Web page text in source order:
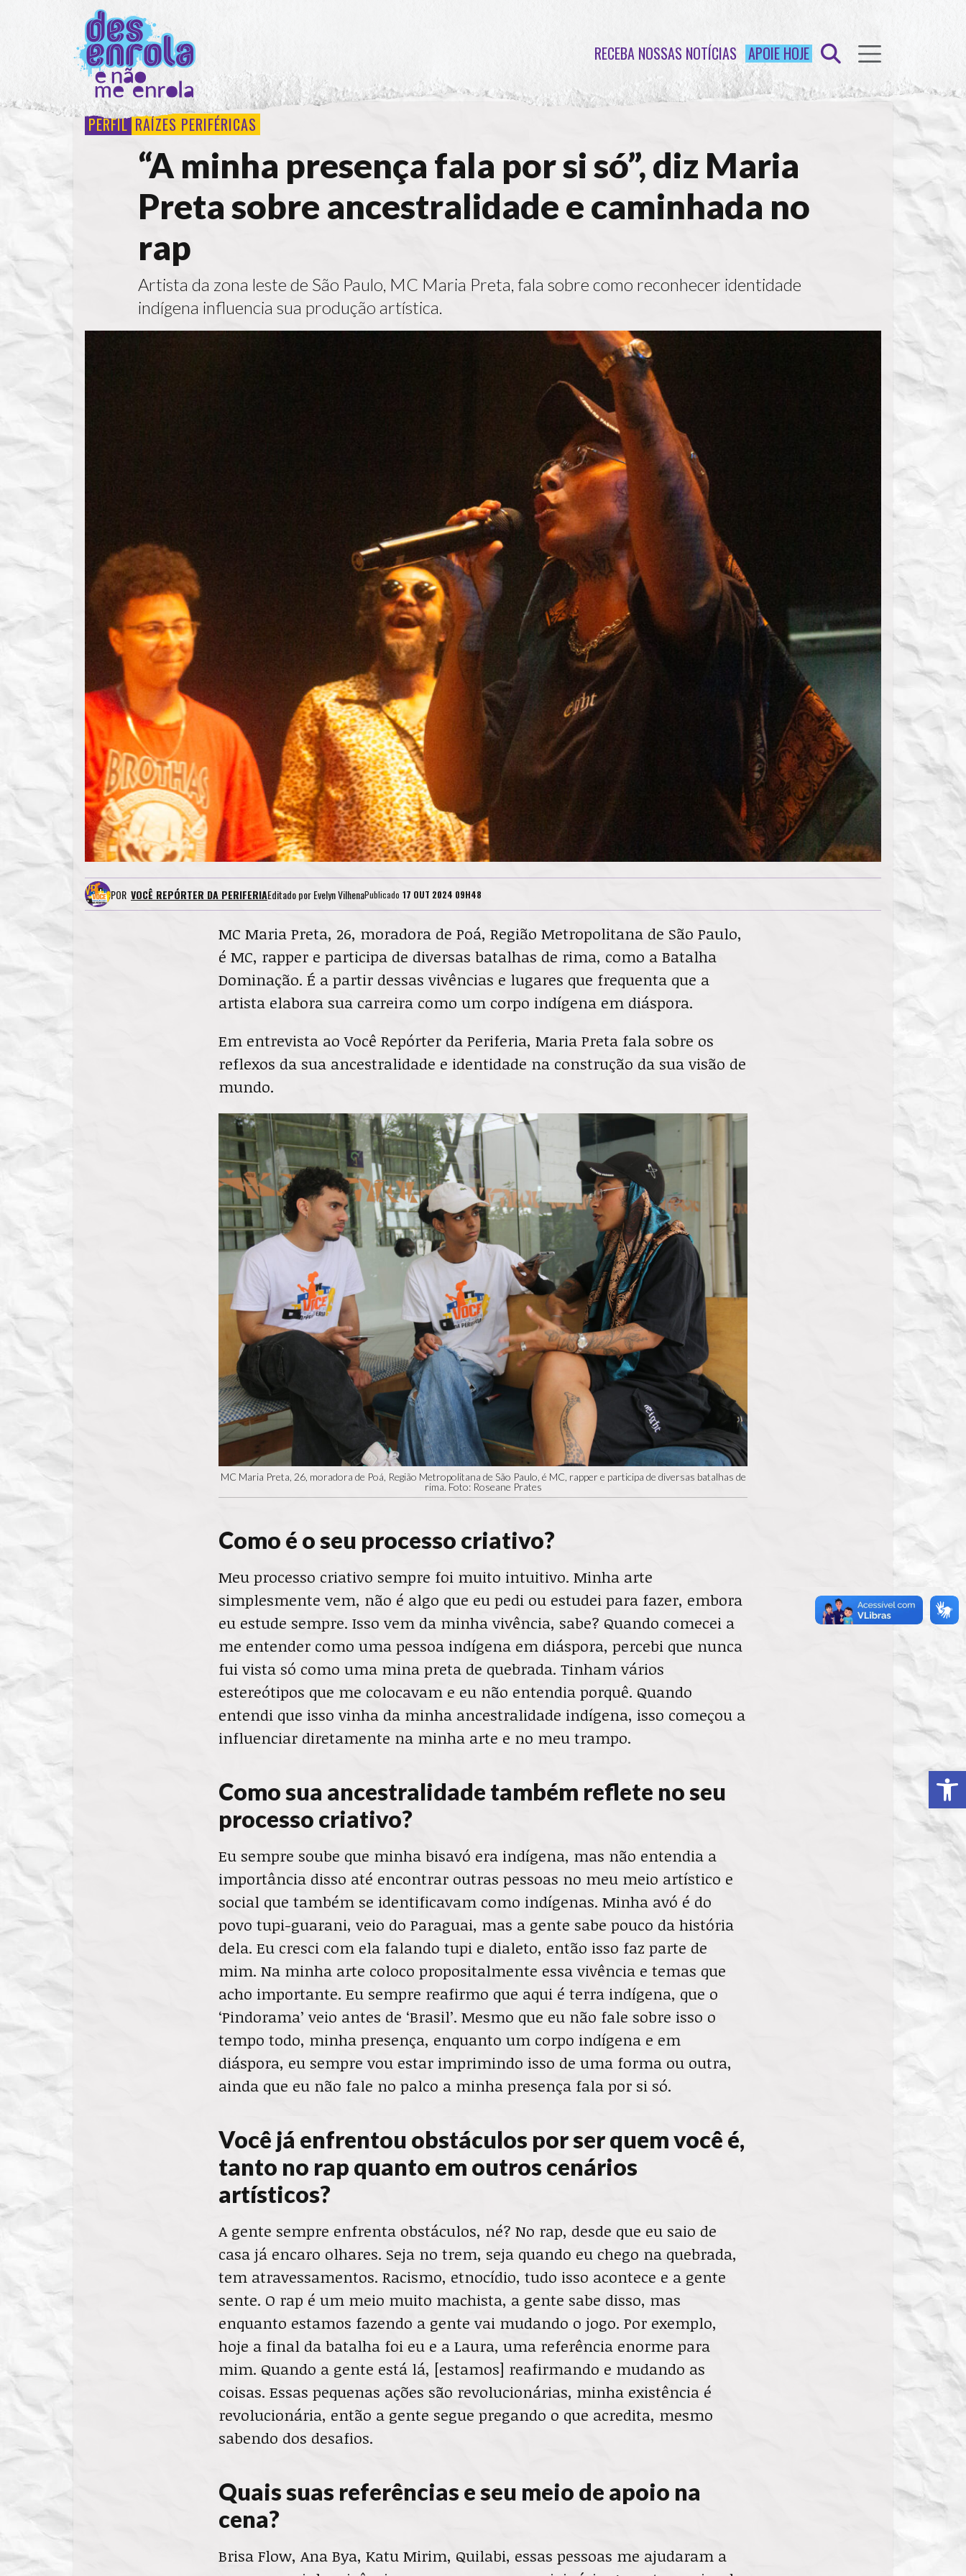
RECEBA NOSSAS NOTÍCIAS APOIE HOJE
PERFIL RAÍZES PERIFÉRICAS
“A minha presença fala por si só”, diz Maria
Preta sobre ancestralidade e caminhada no
rap
Artista da zona leste de São Paulo, MC Maria Preta, fala sobre como reconhecer identidade
indígena influencia sua produção artística.
POR VOCÊ REPÓRTER DA PERIFERIAEditado porEvelyn VilhenaPublicado 17 OUT 2024 09H48
MC Maria Preta, 26, moradora de Poá, Região Metropolitana de São Paulo,
é MC, rapper e participa de diversas batalhas de rima, como a Batalha
Dominação. É a partir dessas vivências e lugares que frequenta que a
artista elabora sua carreira como um corpo indígena em diáspora.
Em entrevista ao Você Repórter da Periferia, Maria Preta fala sobre os
reflexos da sua ancestralidade e identidade na construção da sua visão de
mundo.
MC Maria Preta, 26, moradora de Poá, Região Metropolitana de São Paulo, é MC, rapper e participa de diversas batalhas de
rima. Foto: Roseane Prates
Como é o seu processo criativo?
Meu processo criativo sempre foi muito intuitivo. Minha arte
simplesmente vem, não é algo que eu pedi ou estudei para fazer, embora
eu estude sempre. Isso vem da minha vivência, sabe? Quando comecei a
me entender como uma pessoa indígena em diáspora, percebi que nunca
fui vista só como uma mina preta de quebrada. Tinham vários
estereótipos que me colocavam e eu não entendia porquê. Quando
entendi que isso vinha da minha ancestralidade indígena, isso começou a
influenciar diretamente na minha arte e no meu trampo.
Como sua ancestralidade também reflete no seu
processo criativo?
Eu sempre soube que minha bisavó era indígena, mas não entendia a
importância disso até encontrar outras pessoas no meu meio artístico e
social que também se identificavam como indígenas. Minha avó é do
povo tupi-guarani, veio do Paraguai, mas a gente sabe pouco da história
dela. Eu cresci com ela falando tupi e dialeto, então isso faz parte de
mim. Na minha arte coloco propositalmente essa vivência e temas que
acho importante. Eu sempre reafirmo que aqui é terra indígena, que o
‘Pindorama’ veio antes de ‘Brasil’. Mesmo que eu não fale sobre isso o
tempo todo, minha presença, enquanto um corpo indígena e em
diáspora, eu sempre vou estar imprimindo isso de uma forma ou outra,
ainda que eu não fale no palco a minha presença fala por si só.
Você já enfrentou obstáculos por ser quem você é,
tanto no rap quanto em outros cenários
artísticos?
A gente sempre enfrenta obstáculos, né? No rap, desde que eu saio de
casa já encaro olhares. Seja no trem, seja quando eu chego na quebrada,
tem atravessamentos. Racismo, etnocídio, tudo isso acontece e a gente
sente. O rap é um meio muito machista, a gente sabe disso, mas
enquanto estamos fazendo a gente vai mudando o jogo. Por exemplo,
hoje a final da batalha foi eu e a Laura, uma referência enorme para
mim. Quando a gente está lá, [estamos] reafirmando e mudando as
coisas. Essas pequenas ações são revolucionárias, minha existência é
revolucionária, então a gente segue pregando o que acredita, mesmo
sabendo dos desafios.
Quais suas referências e seu meio de apoio na
cena?
Brisa Flow, Ana Bya, Katu Mirim, Quilabi, essas pessoas me ajudaram a